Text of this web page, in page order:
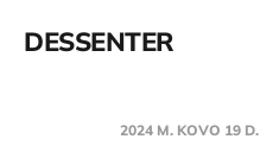
DESSENTER
2024 M. KOVO 19 D.